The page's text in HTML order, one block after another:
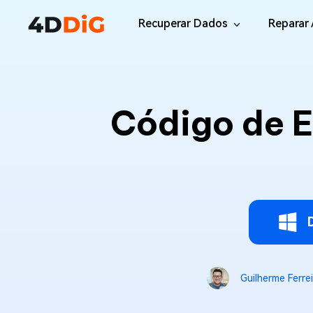
Recuperar Dados
Recuperar Arquivos Apagados de Win
Mac Data Recovery
Recuperar Dados Perdidos de iPhone/
Android Recovery
Recuperar Arquivos no Android Sem
Reparar
Corrigir
Online
Código de
Guilherme